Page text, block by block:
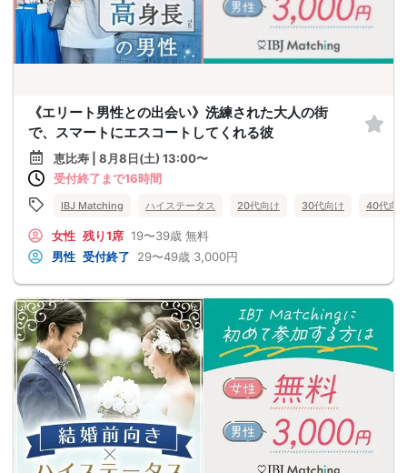
《エリート男性との出会い》洗練された大人の街
で、スマートにエスコートしてくれる彼
恵比寿 | 8月8日(土) 13:00〜
受付終了まで16時間
IBJ Matching ハイステータス 20代向け 30代向け 40代向
女性 残り1席 19〜39歳 無料
男性 受付終了 29〜49歳 3,000円